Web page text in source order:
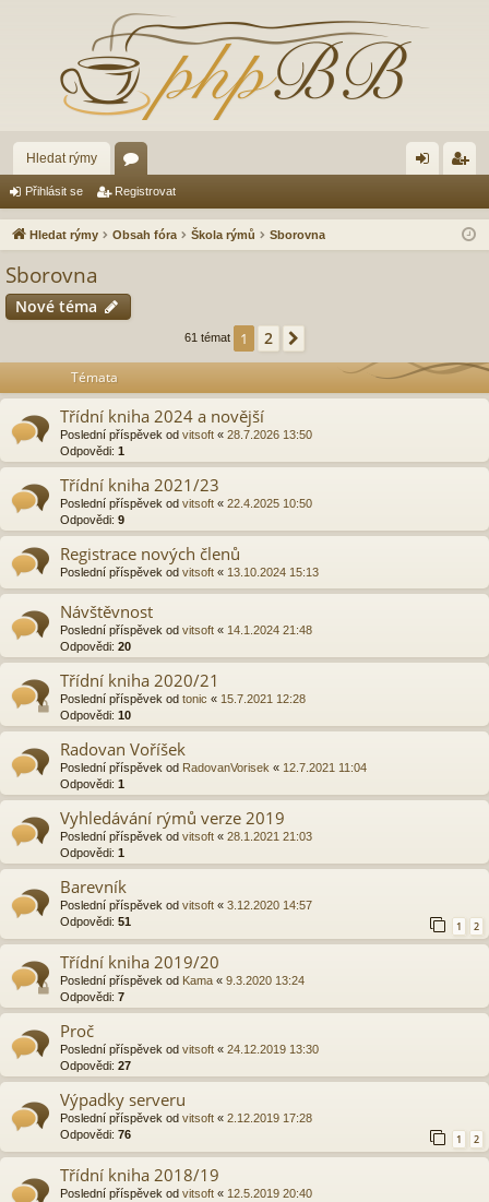
Hledat rýmy
ór
a lá ist
Přihlásit se Registrovat
Hledat rýmy Obsah fóra Škola rýmů Sborovna
Sborovna
Nové téma
61 témat 1 2
Témata
Třídní kniha 2024 a novější
Poslední příspěvek od vitsoft « 28.7.2026 13:50
Odpovědi: 1
Třídní kniha 2021/23
Poslední příspěvek od vitsoft « 22.4.2025 10:50
Odpovědi: 9
Registrace nových členů
Poslední příspěvek od vitsoft « 13.10.2024 15:13
Návštěvnost
Poslední příspěvek od vitsoft « 14.1.2024 21:48
Odpovědi: 20
Třídní kniha 2020/21
Poslední příspěvek od tonic « 15.7.2021 12:28
Odpovědi: 10
Radovan Voříšek
Poslední příspěvek od RadovanVorisek « 12.7.2021 11:04
Odpovědi: 1
Vyhledávání rýmů verze 2019
Poslední příspěvek od vitsoft « 28.1.2021 21:03
Odpovědi: 1
Barevník
Poslední příspěvek od vitsoft « 3.12.2020 14:57
Odpovědi: 51 1 2
Třídní kniha 2019/20
Poslední příspěvek od Kama « 9.3.2020 13:24
Odpovědi: 7
Proč
Poslední příspěvek od vitsoft « 24.12.2019 13:30
Odpovědi: 27
Výpadky serveru
Poslední příspěvek od vitsoft « 2.12.2019 17:28
Odpovědi: 76 1 2
Třídní kniha 2018/19
Poslední příspěvek od vitsoft « 12.5.2019 20:40